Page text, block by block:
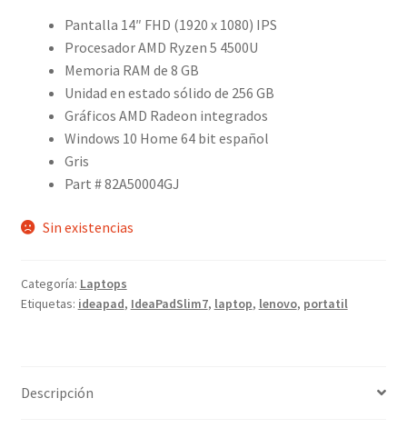
Pantalla 14″ FHD (1920 x 1080) IPS
Procesador AMD Ryzen 5 4500U
Memoria RAM de 8 GB
Unidad en estado sólido de 256 GB
Gráficos AMD Radeon integrados
Windows 10 Home 64 bit español
Gris
Part # 82A50004GJ
Sin existencias
Categoría: Laptops
Etiquetas: ideapad, IdeaPadSlim7, laptop, lenovo, portatil
Descripción